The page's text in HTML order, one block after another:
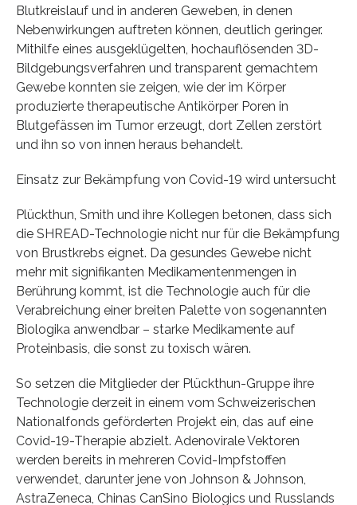
Blutkreislauf und in anderen Geweben, in denen
Nebenwirkungen auftreten können, deutlich geringer.
Mithilfe eines ausgeklügelten, hochauflösenden 3D-
Bildgebungsverfahren und transparent gemachtem
Gewebe konnten sie zeigen, wie der im Körper
produzierte therapeutische Antikörper Poren in
Blutgefässen im Tumor erzeugt, dort Zellen zerstört
und ihn so von innen heraus behandelt.
Einsatz zur Bekämpfung von Covid-19 wird untersucht
Plückthun, Smith und ihre Kollegen betonen, dass sich
die SHREAD-Technologie nicht nur für die Bekämpfung
von Brustkrebs eignet. Da gesundes Gewebe nicht
mehr mit signifikanten Medikamentenmengen in
Berührung kommt, ist die Technologie auch für die
Verabreichung einer breiten Palette von sogenannten
Biologika anwendbar – starke Medikamente auf
Proteinbasis, die sonst zu toxisch wären.
So setzen die Mitglieder der Plückthun-Gruppe ihre
Technologie derzeit in einem vom Schweizerischen
Nationalfonds geförderten Projekt ein, das auf eine
Covid-19-Therapie abzielt. Adenovirale Vektoren
werden bereits in mehreren Covid-Impfstoffen
verwendet, darunter jene von Johnson & Johnson,
AstraZeneca, Chinas CanSino Biologics und Russlands